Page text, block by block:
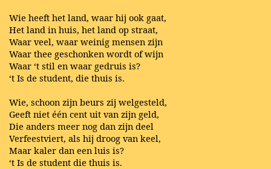
Wie heeft het land, waar hij ook gaat,
Het land in huis, het land op straat,
Waar veel, waar weinig mensen zijn
Waar thee geschonken wordt of wijn
Waar ‘t stil en waar gedruis is?
‘t Is de student, die thuis is.
Wie, schoon zijn beurs zij welgesteld,
Geeft niet één cent uit van zijn geld,
Die anders meer nog dan zijn deel
Verfeestviert, als hij droog van keel,
Maar kaler dan een luis is?
‘t Is de student die thuis is.